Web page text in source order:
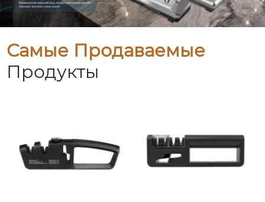
Самые Продаваемые
Продукты